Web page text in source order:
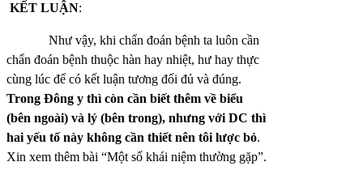
KẾT LUẬN:
Như vậy, khi chẩn đoán bệnh ta luôn cần
chẩn đoán bệnh thuộc hàn hay nhiệt, hư hay thực
cùng lúc để có kết luận tương đối đủ và đúng.
Trong Đông y thì còn cần biết thêm về biểu
(bên ngoài) và lý (bên trong), nhưng với DC thì
hai yếu tố này không cần thiết nên tôi lược bỏ.
Xin xem thêm bài “Một số khái niệm thường gặp”.